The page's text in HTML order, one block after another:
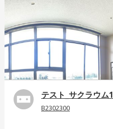
テスト_サクラウム1
B2302300